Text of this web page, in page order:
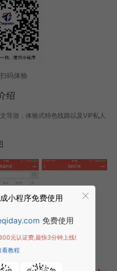
码体验
绍
导游，体验式特色线路以及VIP私人
小程序免费使用
免费使用
元认证费,最快3分钟上线!
看教程